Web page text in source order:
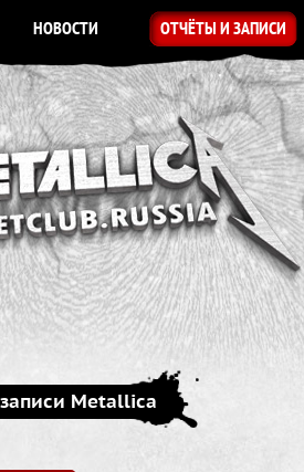
НОВОСТИ ОТЧЁТЫ И ЗАПИСИ
Metallica